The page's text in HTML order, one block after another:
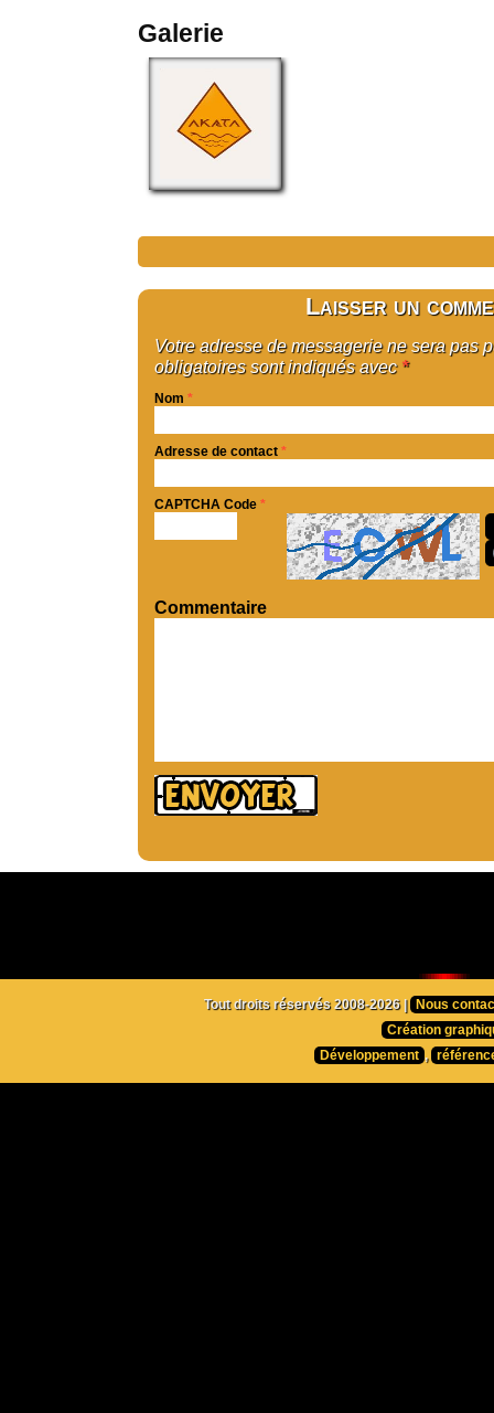
Galerie
Laisser un
Votre adresse de messagerie ne sera pas
obligatoires sont indiqués avec *
Nom *
Adresse de contact *
CAPTCHA Code *
Commentaire
Tout droits réservés 2008-2026 |
Nous
Création
Développement ,